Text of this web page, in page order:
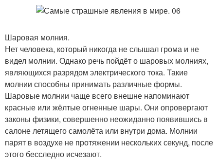
Шаровая молния.
Нет человека, который никогда не слышал грома и не
видел молнии. Однако речь пойдёт о шаровых молниях,
являющихся разрядом электрического тока. Такие
молнии способны принимать различные формы.
Шаровые молнии чаще всего внешне напоминают
красные или жёлтые огненные шары. Они опровергают
законы физики, совершенно неожиданно появившись в
салоне летящего самолёта или внутри дома. Молнии
парят в воздухе не протяжении нескольких секунд, после
этого бесследно исчезают.